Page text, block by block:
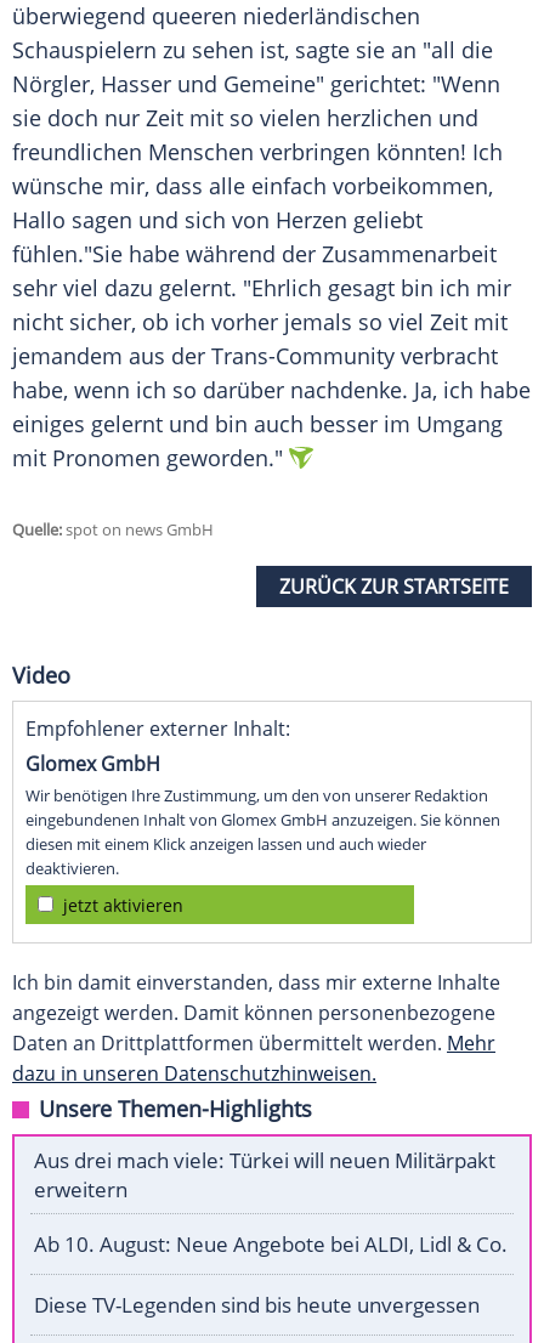
überwiegend queeren niederländischen
Schauspielern zu sehen ist, sagte sie an "all die
Nörgler, Hasser und Gemeine" gerichtet: "Wenn
sie doch nur Zeit mit so vielen herzlichen und
freundlichen Menschen verbringen könnten! Ich
wünsche mir, dass alle einfach vorbeikommen,
Hallo sagen und sich von Herzen geliebt
fühlen."Sie habe während der Zusammenarbeit
sehr viel dazu gelernt. "Ehrlich gesagt bin ich mir
nicht sicher, ob ich vorher jemals so viel Zeit mit
jemandem aus der Trans-Community verbracht
habe, wenn ich so darüber nachdenke. Ja, ich habe
einiges gelernt und bin auch besser im Umgang
mit Pronomen geworden."
Quelle:spot on news GmbH
ZURÜCK ZUR STARTSEITE
Video
Empfohlener externer Inhalt:
Glomex GmbH
Wir benötigen Ihre Zustimmung, um den von unserer Redaktion
eingebundenen Inhalt von Glomex GmbH anzuzeigen. Sie können
diesen mit einem Klick anzeigen lassen und auch wieder
deaktivieren.
jetzt aktivieren
Ich bin damit einverstanden, dass mir externe Inhalte
angezeigt werden. Damit können personenbezogene
Daten an Drittplattformen übermittelt werden. Mehr
dazu in unseren Datenschutzhinweisen.
Unsere Themen-Highlights
Aus drei mach viele: Türkei will neuen Militärpakt
erweitern
Ab 10. August: Neue Angebote bei ALDI, Lidl & Co.
Diese TV-Legenden sind bis heute unvergessen